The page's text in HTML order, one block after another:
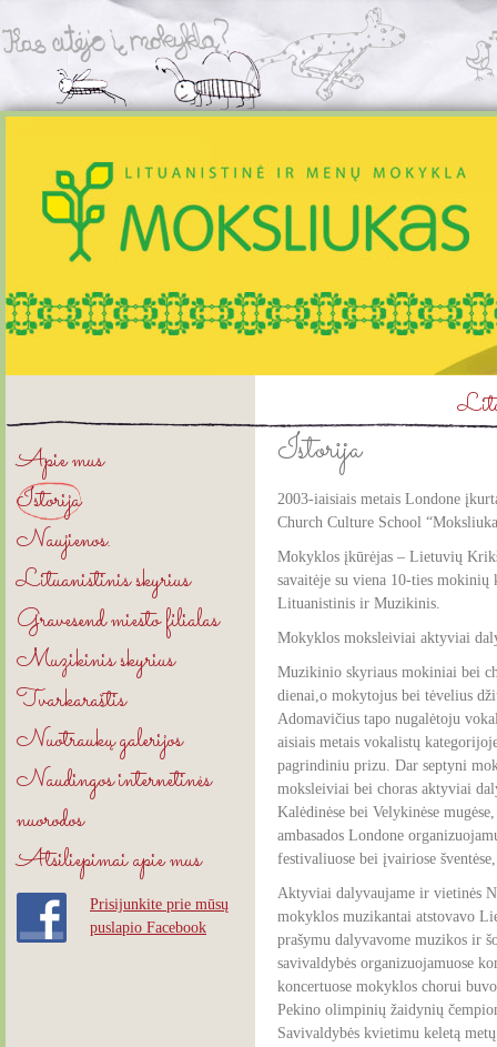
Istorija
2003-iaisiais metais Londone
Church Culture School
Mokyklos įkūrėjas – Lietuvių
savaitėje su viena 10-ties
Lituanistinis ir Muzikinis.
Mokyklos moksleiviai aktyviai
Muzikinio skyriaus mokiniai bei
dienai,o mokytojus bei tėvelius
Adomavičius tapo nugalėtoju
aisiais metais vokalistų
pagrindiniu prizu. Dar septyni
moksleiviai bei choras aktyviai
Kalėdinėse bei Velykinėse
ambasados Londone
festivaliuose bei įvairiose
Aktyviai dalyvaujame ir vietinės
mokyklos muzikantai atstovavo
prašymu dalyvavome muzikos ir
savivaldybės organizuojamuose
koncertuose mokyklos chorui
Pekino olimpinių žaidynių
Savivaldybės kvietimu keletą
Apie mus
Istorija
Naujienos.
Lituanistinis skyrius
Gravesend miesto filialas
Muzikinis skyrius
Tvarkaraštis
Nuotraukų galerijos
Naudingos internetinės
nuorodos
Atsiliepimai apie mus
Prisijunkite prie mūsų
puslapio Facebook